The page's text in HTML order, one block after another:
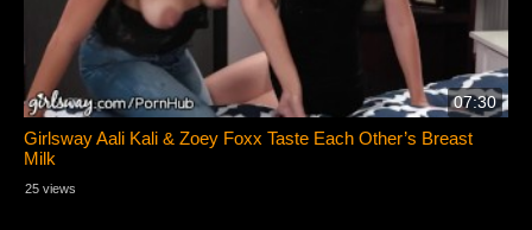
07:30
Girlsway Aali Kali & Zoey Foxx Taste Each Other’s Breast
Milk
25 views